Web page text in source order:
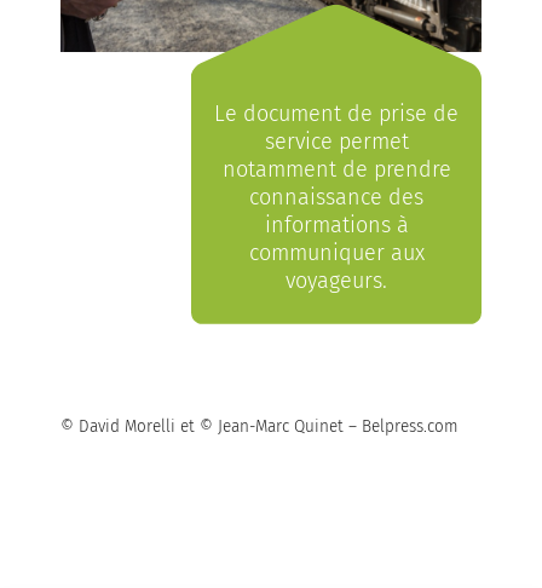
Le document de prise de
service permet
notamment de prendre
connaissance des
informations à
communiquer aux
voyageurs.
© David Morelli et © Jean-Marc Quinet – Belpress.com